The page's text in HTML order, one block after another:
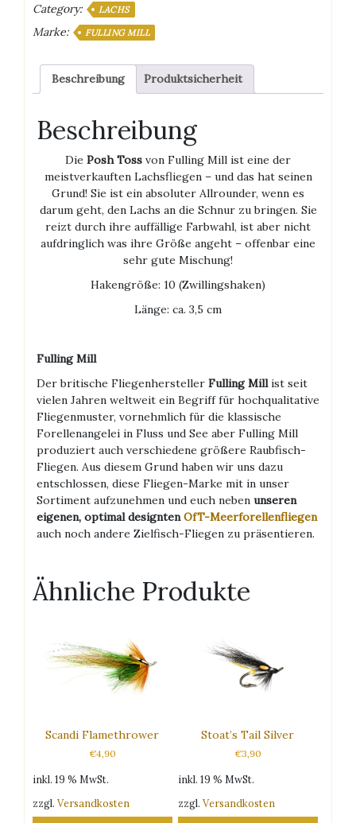
Category:
LACHS
Marke: FULLING MILL
Beschreibung Produktsicherheit
Beschreibung
Die Posh Toss von Fulling Mill ist eine der
meistverkauften Lachsfliegen – und das hat seinen
Grund! Sie ist ein absoluter Allrounder, wenn es
darum geht, den Lachs an die Schnur zu bringen. Sie
reizt durch ihre auffällige Farbwahl, ist aber nicht
aufdringlich was ihre Größe angeht – offenbar eine
sehr gute Mischung!
Hakengröße: 10 (Zwillingshaken)
Länge: ca. 3,5 cm
Fulling Mill
Der britische Fliegenhersteller Fulling Millist seit
vielen Jahren weltweit ein Begriff für hochqualitative
Fliegenmuster, vornehmlich für die klassische
Forellenangelei in Fluss und See aber Fulling Mill
produziert auch verschiedene größere Raubfisch-
Fliegen. Aus diesem Grund haben wir uns dazu
entschlossen, diese Fliegen-Marke mit in unser
Sortiment aufzunehmen und euch neben unseren
eigenen, optimal designtenOfT-Meerforellenfliegen
auch noch andere Zielfisch-Fliegen zu präsentieren.
Ähnliche Produkte
Scandi Flamethrower
€4,90
inkl. 19 % MwSt.
zzgl. Versandkosten
Stoat’s Tail Silver
€3,90
inkl. 19 % MwSt.
zzgl.Versandkosten